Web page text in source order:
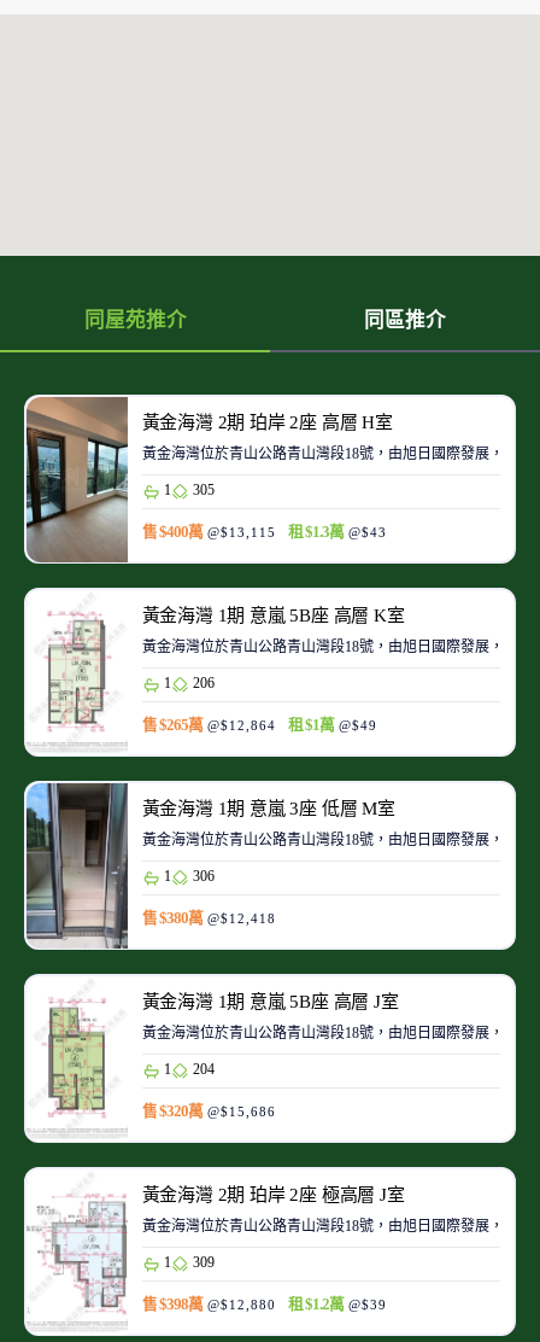
同屋苑推介 同區推介
黃金海灣 2期 珀岸 2座 高層 H室
黃金海灣位於青山公路青山灣段18號，由旭日國際發展，於
1 305
售 $400萬 @$13,115 租 $1.3萬 @$43
黃金海灣 1期 意嵐 5B座 高層 K室
黃金海灣位於青山公路青山灣段18號，由旭日國際發展，於
1 206
售 $265萬 @$12,864 租 $1萬 @$49
黃金海灣 1期 意嵐 3座 低層 M室
黃金海灣位於青山公路青山灣段18號，由旭日國際發展，於
1 306
售 $380萬 @$12,418
黃金海灣 1期 意嵐 5B座 高層 J室
黃金海灣位於青山公路青山灣段18號，由旭日國際發展，於
1 204
售 $320萬 @$15,686
黃金海灣 2期 珀岸 2座 極高層 J室
黃金海灣位於青山公路青山灣段18號，由旭日國際發展，於
1 309
售 $398萬 @$12,880 租 $1.2萬 @$39